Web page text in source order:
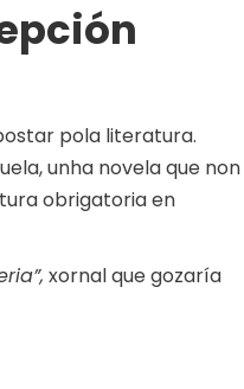
pola literatura.
unha novela que non
obrigatoria en
xornal que gozaría